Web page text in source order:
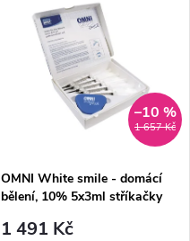
1 657 Kč
–10 %
OMNI White smile - domácí
bělení, 10% 5x3ml stříkačky
1 491 Kč